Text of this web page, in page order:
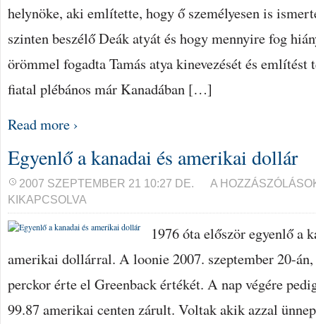
helynöke, aki említette, hogy ő személyesen is
szinten beszélő Deák atyát és hogy mennyire fog
örömmel fogadta Tamás atya kinevezését és
fiatal plébános már Kanadában […]
Read more ›
Egyenlő a kanadai és amerikai dollár
2007 SZEPTEMBER 21 10:27 DE.
EGYENLŐ
ÉS
DOLLÁR
BEJEGYZÉSHEZ
A
KIKAPCSOLVA
1976 óta először egyenlő a
amerikai dollárral. A loonie 2007. szeptember 20-
perckor érte el Greenback értékét. A nap végére
99.87 amerikai centen zárult. Voltak akik azzal